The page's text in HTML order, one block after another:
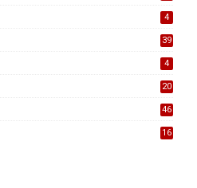
4
39
4
20
46
16